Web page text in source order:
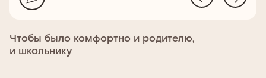
Чтобы было комфортно и родителю,
и школьнику